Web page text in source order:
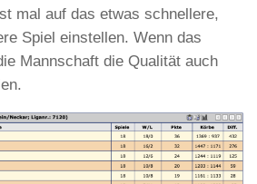
mal auf das etwas schnellere,
Spiel einstellen. Wenn das
Mannschaft die Qualität auch